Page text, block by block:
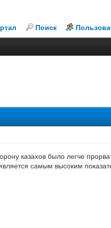
Поиск
казахов было легче
самым высоким